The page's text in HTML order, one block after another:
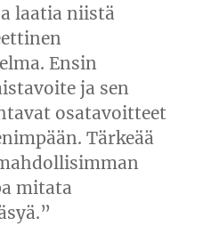
laatia niistä
Ensin
ja sen
osatavoitteet
Tärkeää
mitata